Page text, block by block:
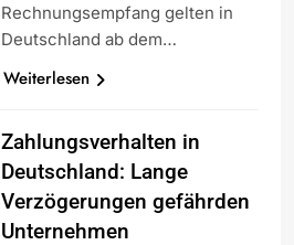
Rechnungsempfang gelten in
Deutschland ab dem…
Weiterlesen
Zahlungsverhalten in
Deutschland: Lange
Verzögerungen gefährden
Unternehmen